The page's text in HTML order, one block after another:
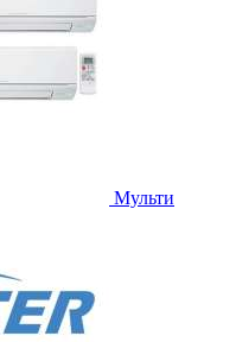
Мульти